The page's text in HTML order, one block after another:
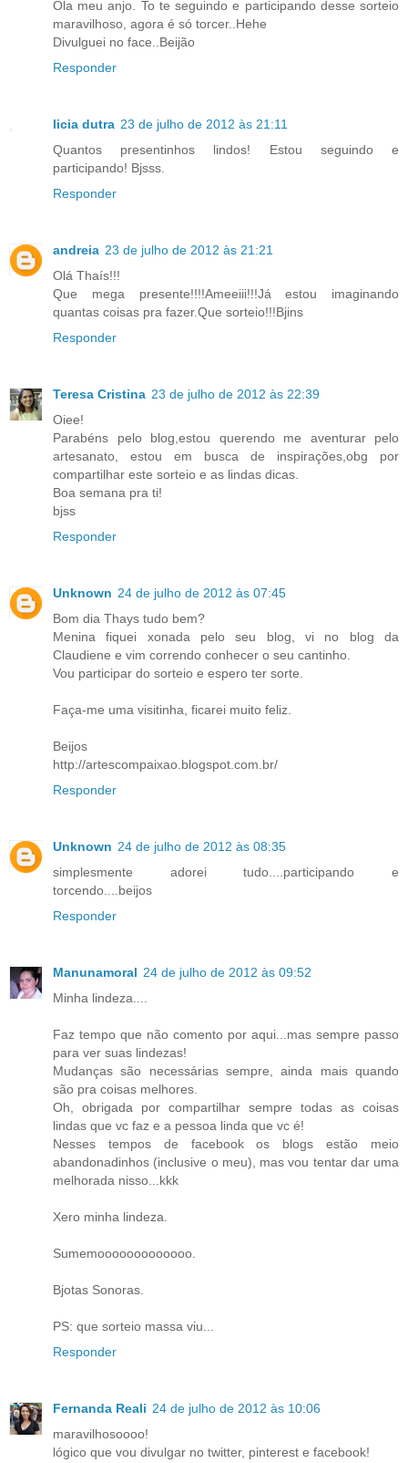
Ola meu anjo. To te seguindo e participando desse sorteio
maravilhoso, agora é só torcer..Hehe
Divulguei no face..Beijão
Responder
licia dutra 23 de julho de 2012 às 21:11
Quantos presentinhos lindos! Estou seguindo e
participando! Bjsss.
Responder
andreia 23 de julho de 2012 às 21:21
Olá Thaís!!!
Que mega presente!!!!Ameeiii!!!Já estou imaginando
quantas coisas pra fazer.Que sorteio!!!Bjins
Responder
Teresa Cristina 23 de julho de 2012 às 22:39
Oiee!
Parabéns pelo blog,estou querendo me aventurar pelo
artesanato, estou em busca de inspirações,obg por
compartilhar este sorteio e as lindas dicas.
Boa semana pra ti!
bjss
Responder
Unknown 24 de julho de 2012 às 07:45
Bom dia Thays tudo bem?
Menina fiquei xonada pelo seu blog, vi no blog da
Claudiene e vim correndo conhecer o seu cantinho.
Vou participar do sorteio e espero ter sorte.
Faça-me uma visitinha, ficarei muito feliz.
Beijos
http://artescompaixao.blogspot.com.br/
Responder
Unknown 24 de julho de 2012 às 08:35
simplesmente adorei tudo....participando e
torcendo....beijos
Responder
Manunamoral 24 de julho de 2012 às 09:52
Minha lindeza....
Faz tempo que não comento por aqui...mas sempre passo
para ver suas lindezas!
Mudanças são necessárias sempre, ainda mais quando
são pra coisas melhores.
Oh, obrigada por compartilhar sempre todas as coisas
lindas que vc faz e a pessoa linda que vc é!
Nesses tempos de facebook os blogs estão meio
abandonadinhos (inclusive o meu), mas vou tentar dar uma
melhorada nisso...kkk
Xero minha lindeza.
Sumemooooooooooooo.
Bjotas Sonoras.
PS: que sorteio massa viu...
Responder
Fernanda Reali 24 de julho de 2012 às 10:06
maravilhosoooo!
lógico que vou divulgar no twitter, pinterest e facebook!